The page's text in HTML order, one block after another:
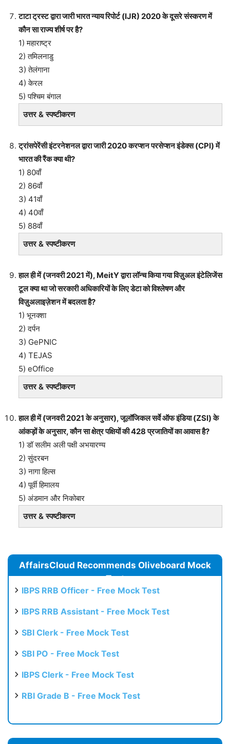
टाटा ट्रस्ट द्वारा जारी भारत न्याय रिपोर्ट (IJR) 2020 के दूसरे संस्करण में
कौन सा राज्य शीर्ष पर है?
1) महाराष्ट्र
2) तमिलनाडु
3) तेलंगाना
4) केरल
5) पश्चिम बंगाल
उत्तर & स्पष्टीकरण
ट्रांसपेरेंसी इंटरनेशनल द्वारा जारी 2020 करप्शन परसेप्शन इंडेक्स (CPI) में
भारत की रैंक क्या थी?
1) 80वाँ
2) 86वाँ
3) 41वाँ
4) 40वाँ
5) 88वाँ
उत्तर & स्पष्टीकरण
हाल ही में (जनवरी 2021 में), MeitY द्वारा लॉन्च किया गया विज़ुअल इंटेलिजेंस
टूल क्या था जो सरकारी अधिकारियों के लिए डेटा को विश्लेषण और
विज़ुअलाइज़ेशन में बदलता है?
1) भूनक्शा
2) दर्पन
3) GePNIC
4) TEJAS
5) eOffice
उत्तर & स्पष्टीकरण
हाल ही में (जनवरी 2021 के अनुसार), जूलॉजिकल सर्वे ऑफ इंडिया (ZSI) के
आंकड़ों के अनुसार, कौन सा क्षेत्र पक्षियों की 428 प्रजातियों का आवास है?
1) डॉ सलीम अली पक्षी अभयारण्य
2) सुंदरबन
3) नागा हिल्स
4) पूर्वी हिमालय
5) अंडमान और निकोबार
उत्तर & स्पष्टीकरण
AffairsCloud Recommends Oliveboard Mock
Test
IBPS RRB Officer - Free Mock Test
IBPS RRB Assistant - Free Mock Test
SBI Clerk - Free Mock Test
SBI PO - Free Mock Test
IBPS Clerk - Free Mock Test
RBI Grade B - Free Mock Test